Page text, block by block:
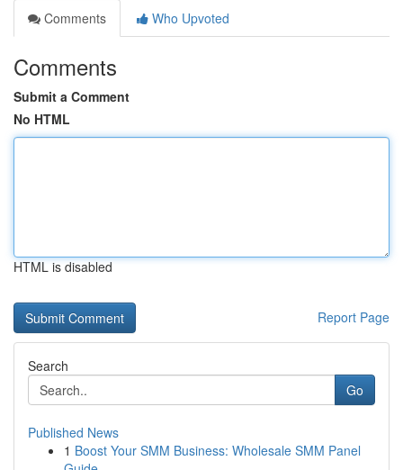
Comments
Who Upvoted
Comments
Submit a Comment
No HTML
HTML is disabled
Report Page
Search
Go
Published News
1 Boost Your SMM Business: Wholesale SMM Panel